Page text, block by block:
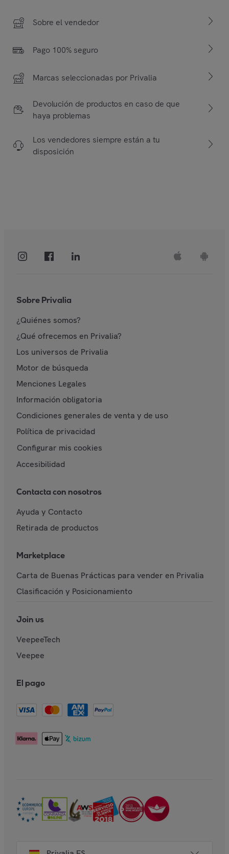
Sobre el vendedor
Pago 100% seguro
Marcas seleccionadas por Privalia
Devolución de productos en caso de que
haya problemas
Los vendedores siempre están a tu
disposición
Sobre Privalia
¿Quiénes somos?
¿Qué ofrecemos en Privalia?
Los universos de Privalia
Motor de búsqueda
Menciones Legales
Información obligatoria
Condiciones generales de venta y de uso
Política de privacidad
Configurar mis cookies
Accesibilidad
Contacta con nosotros
Ayuda y Contacto
Retirada de productos
Marketplace
Carta de Buenas Prácticas para vender en Privalia
Clasificación y Posicionamiento
Join us
VeepeeTech
Veepee
El pago